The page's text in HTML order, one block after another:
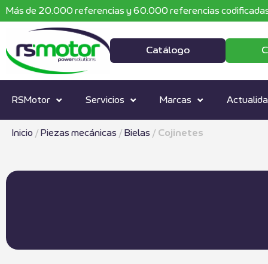
Más de 20.000 referencias y 60.000 referencias
Catálogo
RSMotor Servicios Marcas
Inicio / Piezas mecánicas / Bielas / Cojinetes